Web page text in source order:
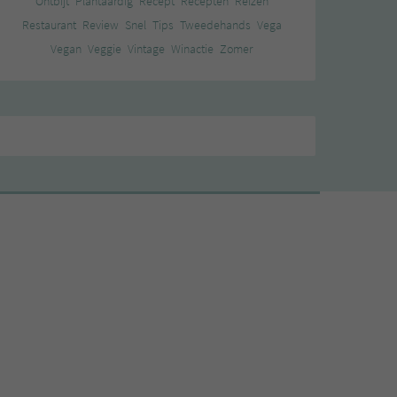
Restaurant Review Snel Tips Tweedehands Vega
Vegan Veggie Vintage Winactie Zomer